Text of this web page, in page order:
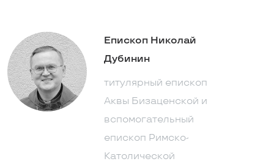
Епископ Николай
Дубинин
титулярный епископ
Аквы Бизаценской и
вспомогательный
епископ Римско-
Католической